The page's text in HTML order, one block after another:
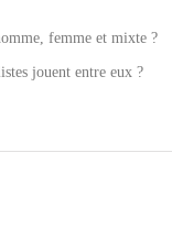
femme et mixte ?
jouent entre eux ?